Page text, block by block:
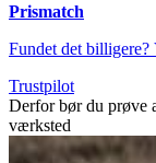
Prismatch
Fundet det billigere?
Trustpilot
Derfor bør du prøve
værksted